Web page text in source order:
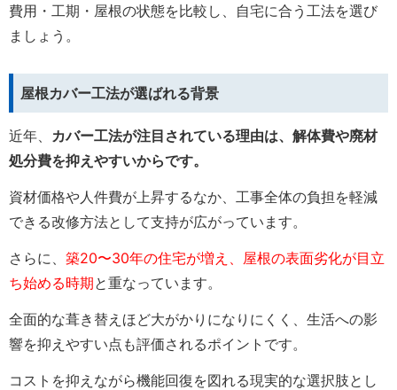
費用・工期・屋根の状態を比較し、自宅に合う工法を選び
ましょう。
屋根カバー工法が選ばれる背景
近年、 カバー工法が注目されている理由は、解体費や廃材
処分費を抑えやすいからです。
資材価格や人件費が上昇するなか、工事全体の負担を軽減
できる改修方法として支持が広がっています。
さらに、 築20〜30年の住宅が増え、屋根の表面劣化が目立
ち始める時期と重なっています。
全面的な葺き替えほど大がかりになりにくく、生活への影
響を抑えやすい点も評価されるポイントです。
コストを抑えながら機能回復を図れる現実的な選択肢とし